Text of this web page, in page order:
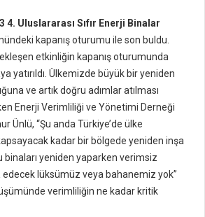
4. Uluslararası Sıfır Enerji Binalar
kapanış oturumu ile son buldu.
etkinliğin kapanış oturumunda
yatırıldı. Ülkemizde büyük bir yeniden
ve artık doğru adımlar atılması
Enerji Verimliliği ve Yönetimi Derneği
Ünlü, “Şu anda Türkiye’de ülke
kadar bir bölgede yeniden inşa
binaları yeniden yaparken verimsiz
edecek lüksümüz veya bahanemiz yok”
verimliliğin ne kadar kritik